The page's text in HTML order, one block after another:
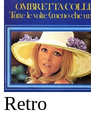
Retro